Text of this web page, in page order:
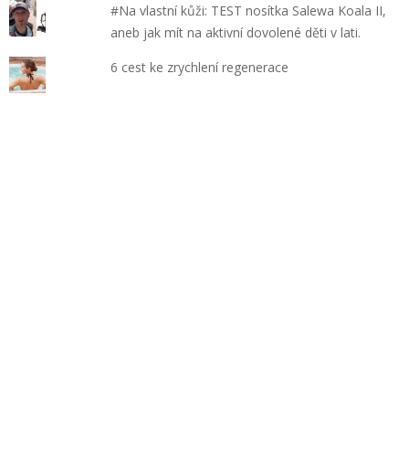
#Na vlastní kůži: TEST nosítka Salewa Koala II,
aneb jak mít na aktivní dovolené děti v lati.
6 cest ke zrychlení regenerace